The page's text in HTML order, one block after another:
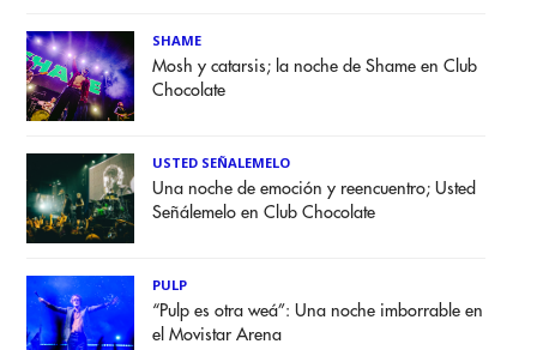
SHAME
Mosh y catarsis; la noche de Shame en Club
Chocolate
USTED SEÑALEMELO
Una noche de emoción y reencuentro; Usted
Señálemelo en Club Chocolate
PULP
“Pulp es otra weá”: Una noche imborrable en
el Movistar Arena